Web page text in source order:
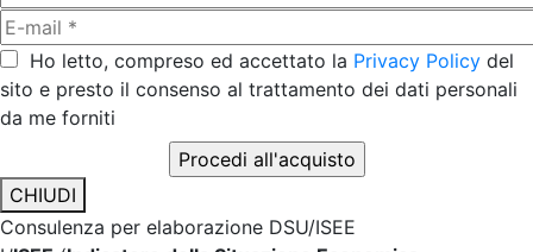
Ho letto, compreso ed accettato la Privacy Policy del
sito e presto il consenso al trattamento dei dati personali
da me forniti
CHIUDI
Consulenza per elaborazione DSU/ISEE